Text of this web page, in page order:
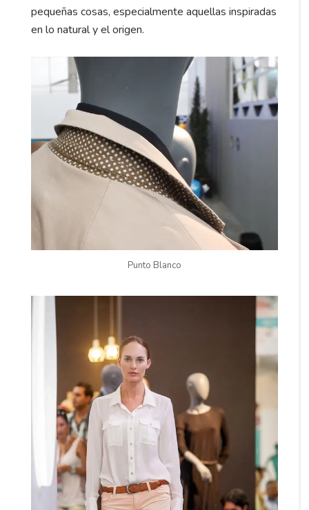
pequeñas cosas, especialmente aquellas inspiradas
en lo natural y el origen.
Punto Blanco